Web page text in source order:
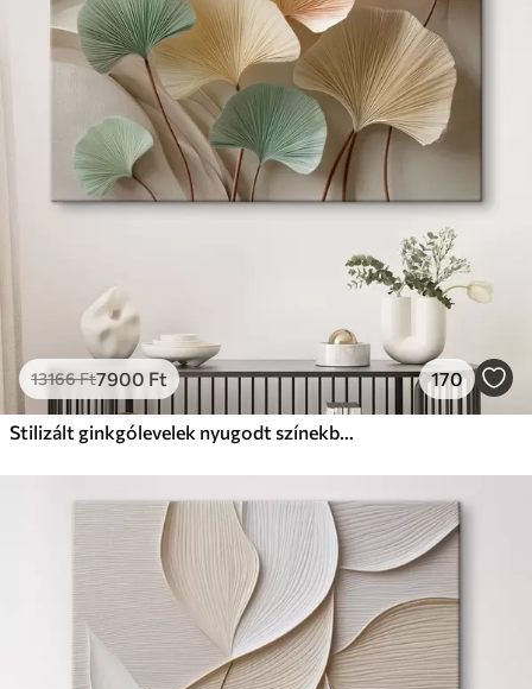
✗Környezetbarát anyag
Prémium
Ft
Élénk, gazdag színek
Fakulásálló
✓Biztonságos, szagtalan tinta
Eco-Prémium
Tól12405Ft
✓Élénk, gazdag színek
✓Fakulásálló
Környezetbarát anyag
13166Ft7900 Ft 170
Stilizált ginkgólevelek nyugodt színekben